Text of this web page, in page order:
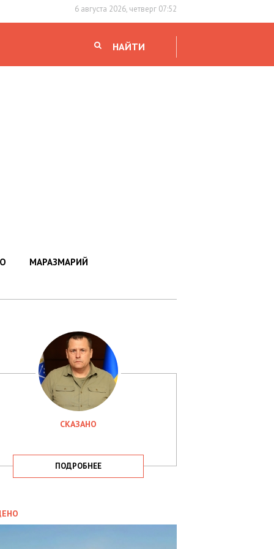
6 августа 2026, четверг 07:52
НАЙТИ
МАРАЗМАРИЙ
СКАЗАНО
ПОДРОБНЕЕ